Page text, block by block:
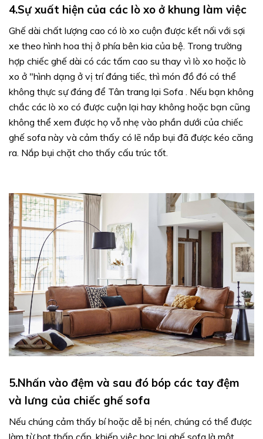
4.Sự xuất hiện của các lò xo ở khung làm việc
Ghế dài chất lượng cao có lò xo cuộn được kết nối với sợi
xe theo hình hoa thị ở phía bên kia của bệ. Trong trường
hợp chiếc ghế dài có các tấm cao su thay vì lò xo hoặc lò
xo ở "hình dạng ở vị trí đáng tiếc, thì món đồ đó có thể
không thực sự đáng để Tân trang lại Sofa . Nếu bạn không
chắc các lò xo có được cuộn lại hay không hoặc bạn cũng
không thể xem được họ vỗ nhẹ vào phần dưới của chiếc
ghế sofa này và cảm thấy có lẽ nắp bụi đã được kéo căng
ra. Nắp bụi chặt cho thấy cấu trúc tốt.
5.Nhấn vào đệm và sau đó bóp các tay đệm
và lưng của chiếc ghế sofa
Nếu chúng cảm thấy bí hoặc dễ bị nén, chúng có thể được